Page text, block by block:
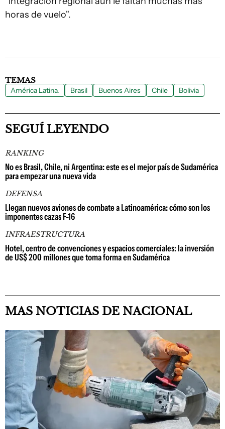
horas de vuelo".
TEMAS
América Latina. Brasil Buenos Aires Chile Bolivia
SEGUÍ LEYENDO
RANKING
No es Brasil, Chile, ni Argentina: este es el mejor país de Sudamérica
para empezar una nueva vida
DEFENSA
Llegan nuevos aviones de combate a Latinoamérica: cómo son los
imponentes cazas F-16
INFRAESTRUCTURA
Hotel, centro de convenciones y espacios comerciales: la inversión
de US$ 200 millones que toma forma en Sudamérica
MAS NOTICIAS DE NACIONAL